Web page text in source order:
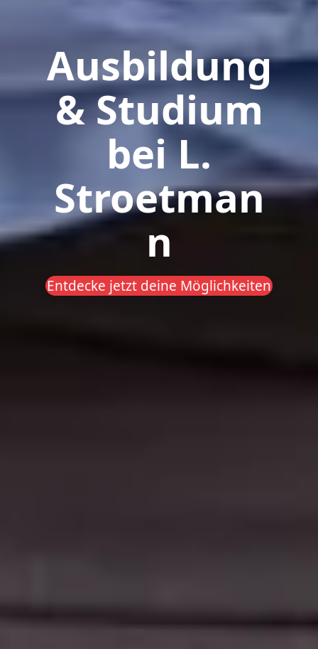
Ausbildung
& Studium
bei L.
Stroetman
n
Entdecke jetzt deine Möglichkeiten